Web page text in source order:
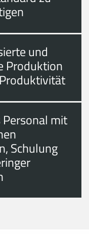
und
Produktion
mit
Schulung